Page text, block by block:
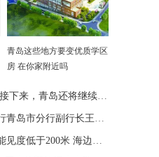
青岛这些地方要变优质学区
房 在你家附近吗
青岛发布大雾大风预警 接下来，青岛还将继续30℃+
民生在线：中国建设银行青岛市分行副行长王德平今日网谈
高清：大雾天来袭局部能见度低于200米 海边巨浪惊人